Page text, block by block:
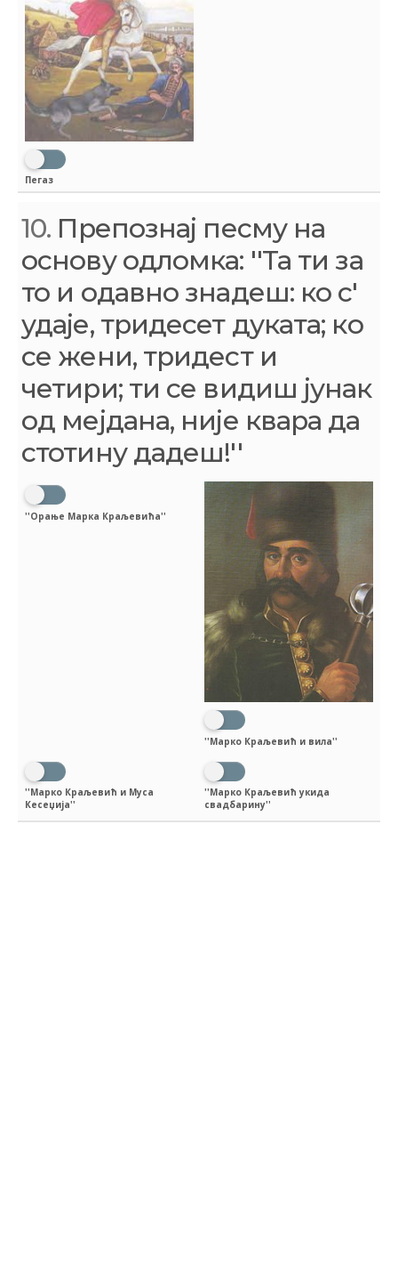
Пегаз
10. Препознај песму на
основу одломка: ''Та ти за
то и одавно знадеш: ко с'
удаје, тридесет дуката; ко
се жени, тридест и
четири; ти се видиш јунак
од мејдана, није квара да
стотину дадеш!''
''Орање Марка Краљевића''
''Марко Краљевић и вила''
''Марко Краљевић и Муса
Кесеџија''
''Марко Краљевић укида
свадбарину''